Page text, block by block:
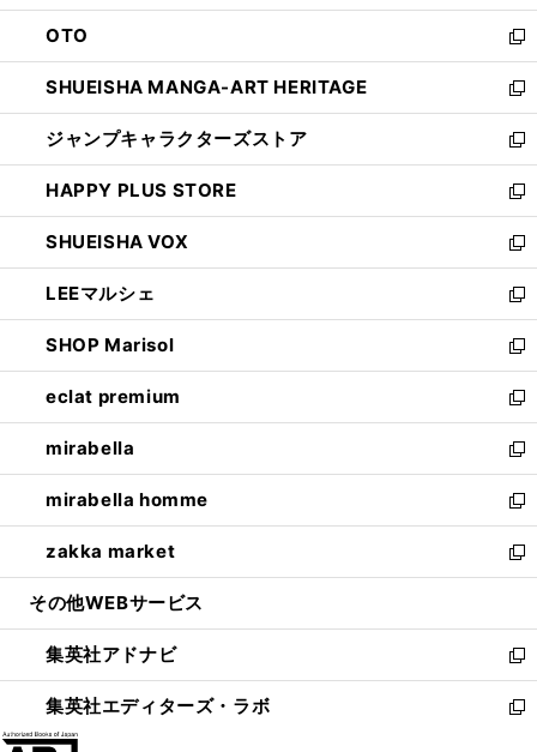
ウ
で
開
く
ン
ド
ウ
で
開
く
OTO
新
し
い
ウ
ィ
ン
ド
ウ
で
開
く
SHUEISHA MANGA-ART HERITAGE
新
し
い
ウ
ィ
ン
ド
ウ
で
開
く
ジャンプキャラクターズストア
新
し
い
ウ
ィ
ン
ド
ウ
で
開
く
HAPPY PLUS STORE
新
し
い
ウ
ィ
ン
ド
ウ
で
開
く
SHUEISHA VOX
新
し
い
ウ
ィ
ン
ド
ウ
で
開
く
LEEマルシェ
新
し
い
ウ
ィ
ン
ド
ウ
で
開
く
SHOP Marisol
新
し
い
ウ
ィ
ン
ド
ウ
で
開
eclat premium
新
し
い
ウ
ィ
ン
ド
ウ
開
く
mirabella
新
し
い
ウ
ィ
ン
ウ
で
開
く
mirabella homme
新
し
い
ウ
ン
ド
ウ
で
zakka market
新
し
ウ
ィ
ン
ド
その他WEBサービス
集英社アドナビ
新
し
い
集英社エディターズ・ラボ
新